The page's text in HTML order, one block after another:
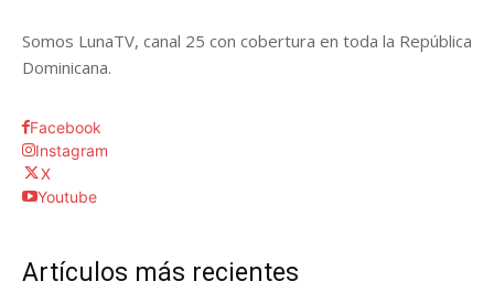
Somos LunaTV, canal 25 con cobertura en toda la República
Dominicana.
Facebook
Instagram
X
Youtube
Artículos más recientes